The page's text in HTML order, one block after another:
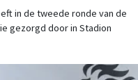
in de tweede ronde van de
gezorgd door in Stadion